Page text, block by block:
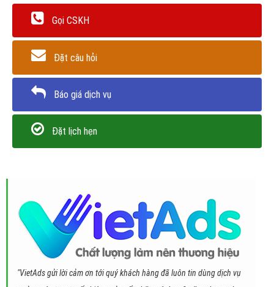
Gọi CSKH
Đặt câu hỏi
Báo giá dịch vụ
Đặt lịch hẹn
"VietAds gửi lời cảm ơn tới quý khách hàng đã luôn tin dùng dịch vụ